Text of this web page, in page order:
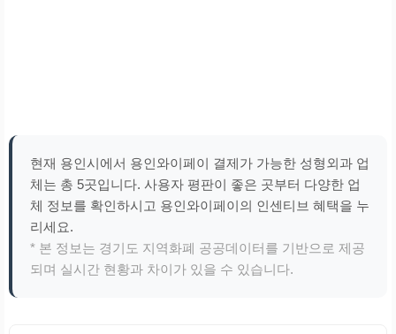
현재 용인시에서 용인와이페이 결제가 가능한 성형외과 업
체는 총 5곳입니다. 사용자 평판이 좋은 곳부터 다양한 업
체 정보를 확인하시고 용인와이페이의 인센티브 혜택을 누
리세요.
* 본 정보는 경기도 지역화폐 공공데이터를 기반으로 제공
되며 실시간 현황과 차이가 있을 수 있습니다.